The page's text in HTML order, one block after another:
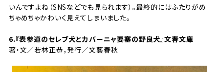
いんですよね（SNSなどでも見られます）。最終的にはふたりがめ
ちゃめちゃかわいく見えてしまいました。
6.『表参道のセレブ犬とカバーニャ要塞の野良犬』文春文庫
著・文／若林正恭，発行／文藝春秋